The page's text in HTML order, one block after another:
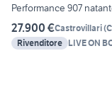
Performance 907
27.900 €Castrovillari(
Rivenditore LIVE ON